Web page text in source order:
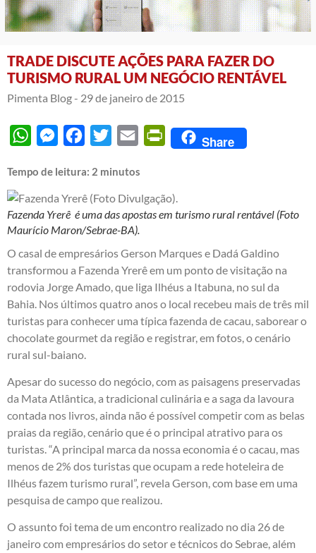
TRADE DISCUTE AÇÕES PARA FAZER DO
TURISMO RURAL UM NEGÓCIO RENTÁVEL
Pimenta Blog - 29 de janeiro de 2015
WhatsAppMessengerFacebook
Twitter Email PrintFriendly
Share
Tempo de leitura: 2 minutos
Fazenda Yrerê é uma das apostas em turismo rural rentável (Foto
Maurício Maron/Sebrae-BA).
O casal de empresários Gerson Marques e Dadá Galdino
transformou a Fazenda Yrerê em um ponto de visitação na
rodovia Jorge Amado, que liga Ilhéus a Itabuna, no sul da
Bahia. Nos últimos quatro anos o local recebeu mais de três mil
turistas para conhecer uma típica fazenda de cacau, saborear o
chocolate gourmet da região e registrar, em fotos, o cenário
rural sul-baiano.
Apesar do sucesso do negócio, com as paisagens preservadas
da Mata Atlântica, a tradicional culinária e a saga da lavoura
contada nos livros, ainda não é possível competir com as belas
praias da região, cenário que é o principal atrativo para os
turistas. “A principal marca da nossa economia é o cacau, mas
menos de 2% dos turistas que ocupam a rede hoteleira de
Ilhéus fazem turismo rural”, revela Gerson, com base em uma
pesquisa de campo que realizou.
O assunto foi tema de um encontro realizado no dia 26 de
janeiro com empresários do setor e técnicos do Sebrae, além